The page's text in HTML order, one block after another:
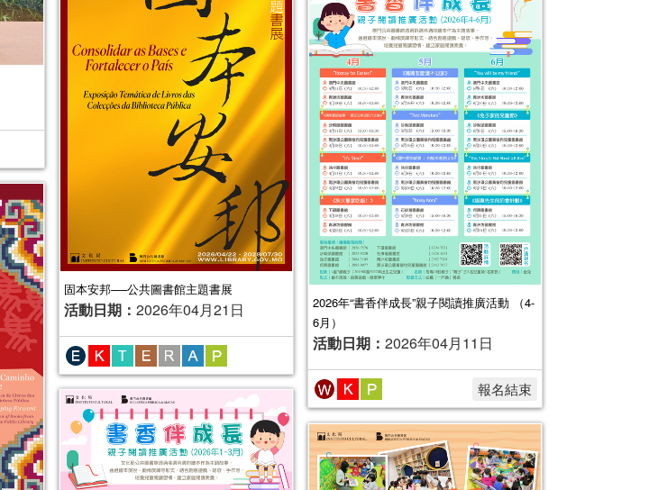
固本安邦──公共圖書館主題書展
活動日期： 2026年04月21日
2026年“書香伴成長”親子閱讀推廣活動 （4-
6月）
活動日期： 2026年04月11日
報名結束